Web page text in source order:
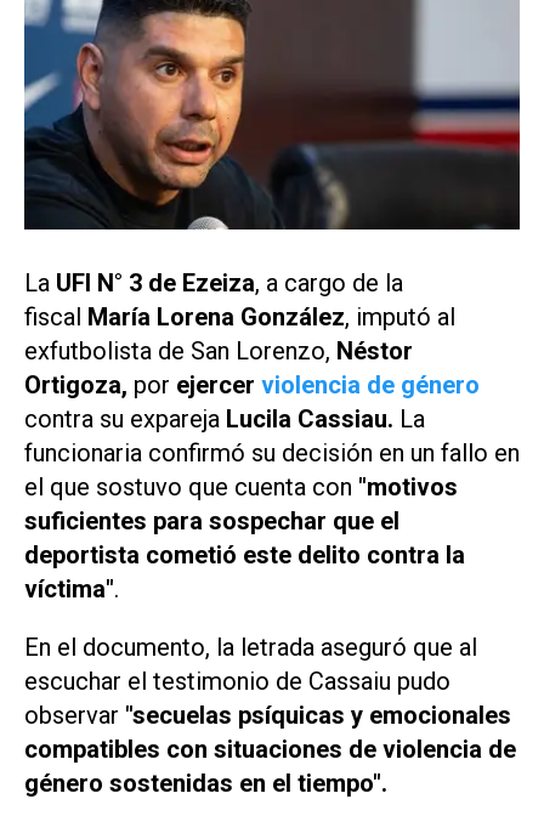
La UFI N° 3 de Ezeiza, a cargo de la
fiscal María Lorena González, imputó al
exfutbolista de San Lorenzo, Néstor
Ortigoza, por ejercer violencia de género
contra su expareja Lucila Cassiau. La
funcionaria confirmó su decisión en un fallo en
el que sostuvo que cuenta con "motivos
suficientes para sospechar que el
deportista cometió este delito contra la
víctima".
En el documento, la letrada aseguró que al
escuchar el testimonio de Cassaiu pudo
observar "secuelas psíquicas y emocionales
compatibles con situaciones de violencia de
género sostenidas en el tiempo".